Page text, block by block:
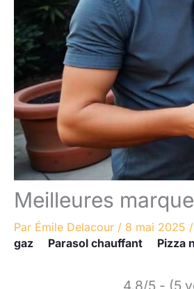
Meilleures
Par Émile Delacour / 8 mai 2025 /
gaz
Parasol chauffant Pizza
4.8/5 - (5